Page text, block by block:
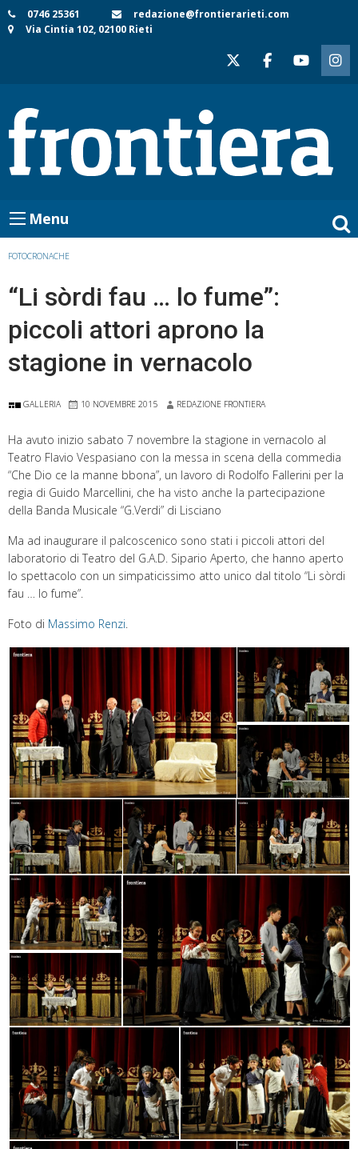
Skip
to
0746 25361
redazione@frontierarieti.com
Via Cintia 102, 02100 Rieti
Menu
FOTOCRONACHE
“Li sòrdi fau … lo fume”:
piccoli attori aprono la
stagione in vernacolo
GALLERIA 10 NOVEMBRE 2015 REDAZIONE FRONTIERA
Ha avuto inizio sabato 7 novembre la stagione in vernacolo al
Teatro Flavio Vespasiano con la messa in scena della commedia
“Che Dio ce la manne bbona”, un lavoro di Rodolfo Fallerini per la
regia di Guido Marcellini, che ha visto anche la partecipazione
della Banda Musicale “G.Verdi” di Lisciano
Ma ad inaugurare il palcoscenico sono stati i piccoli attori del
laboratorio di Teatro del G.A.D. Sipario Aperto, che hanno aperto
lo spettacolo con un simpaticissimo atto unico dal titolo “Li sòrdi
fau … lo fume”.
Foto di Massimo Renzi